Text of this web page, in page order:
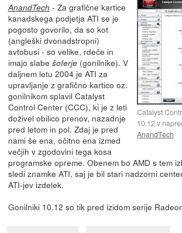
Catalyst
10.12 v
AnandTech
AnandTech - Za grafične kartice
kanadskega podjetja ATI se je
pogosto govorilo, da so kot
(angleški dvonadstropni)
avtobusi - so velike, rdeče in
imajo slabe šoferje(gonilnike). V
daljnem letu 2004 je ATI za
upravljanje z grafično kartico oz.
gonilnikom splavil Catalyst
Control Center (CCC), ki je z leti
doživel obilico prenov, nazadnje
pred letom in pol. Zdaj je pred
nami še ena, očitno ena izmed
večjih v zgodovini tega kosa
programske opreme. Obenem bo AMD s tem
sledi znamke ATI, saj je bil stari nadzorni
ATI-jev izdelek.
Gonilniki 10.12 so tik pred izidom serije